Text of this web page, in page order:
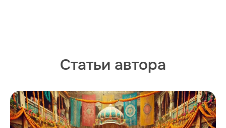
Статьи автора